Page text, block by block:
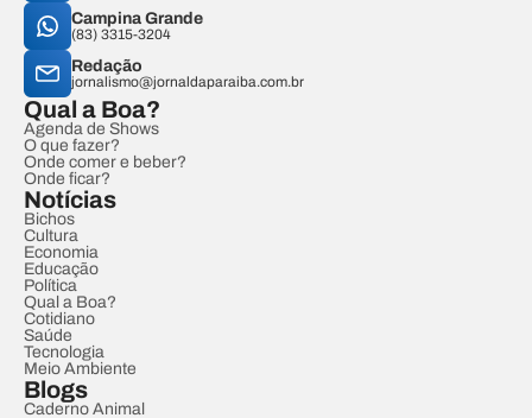
Campina Grande
(83) 3315-3204
Redação
jornalismo@jornaldaparaiba.com.br
Qual a Boa?
Agenda de Shows
O que fazer?
Onde comer e beber?
Onde ficar?
Notícias
Bichos
Cultura
Economia
Educação
Política
Qual a Boa?
Cotidiano
Saúde
Tecnologia
Meio Ambiente
Blogs
Caderno Animal